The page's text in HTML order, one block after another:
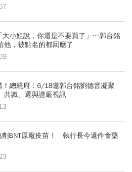
大小姐說，你還是不要買了」…郭台銘
他，被點名的都回應了
！總統府：6/18邀郭台銘劉德音凝聚
共識、還與證嚴視訊
劑BNT原廠疫苗！ 執行長今遞件食藥